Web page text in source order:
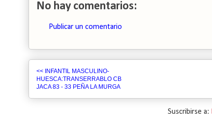
No hay comentarios:
Publicar un comentario
<< INFANTIL MASCULINO-
HUESCA:TRANSERRABLO CB
JACA 83 - 33 PEÑA LA MURGA
Suscribirse a: